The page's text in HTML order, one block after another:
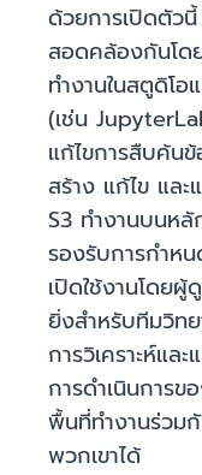
ด้วยการเปิดตัว
สอดคล้องกันโด
ทำงานในสตูดิโ
(เช่น
แก้ไขการสืบค้น
สร้าง แก้ไข แล
S3 ทำงานบนห
รองรับการกำห
เปิดใช้งานโดย
ยิ่งสำหรับทีมวิท
การวิเคราะห์แล
การดำเนินการ
พื้นที่ทำงานร่วม
พวกเขาได้